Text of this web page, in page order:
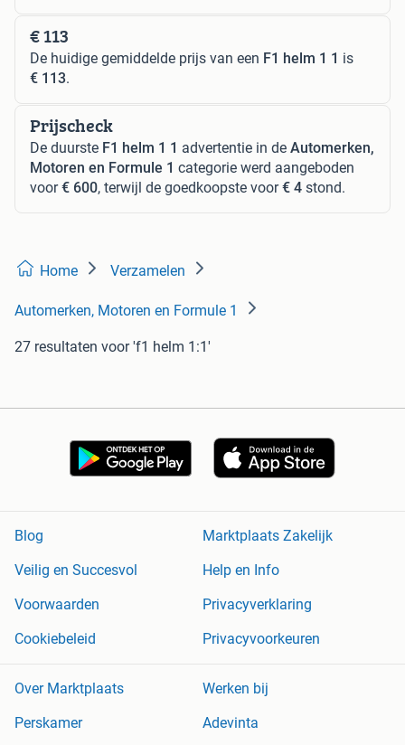
€ 113
De huidige gemiddelde prijs van een F1 helm 1 1 is
€ 113.
Prijscheck
De duurste F1 helm 1 1 advertentie in de Automerken,
Motoren en Formule 1 categorie werd aangeboden
voor€ 600, terwijl de goedkoopste voor€ 4 stond.
Home Verzamelen
Automerken, Motoren en Formule 1
27 resultaten voor 'f1 helm 1:1'
Blog
Marktplaats Zakelijk
Veilig en Succesvol
Help en Info
Voorwaarden
Privacyverklaring
Cookiebeleid
Privacyvoorkeuren
Over Marktplaats
Werken bij
Perskamer
Adevinta